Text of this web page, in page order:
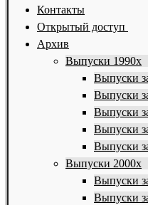
Контакты
Открытый доступ
Архив
Выпуски 1990х
Выпуски
Выпуски
Выпуски
Выпуски
Выпуски
Выпуски 2000х
Выпуски
Выпуски